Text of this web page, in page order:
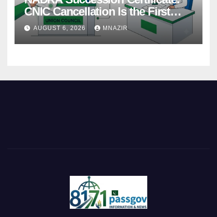
CNIC Cancellation Is the First
Step
AUGUST 6, 2026 MNAZIR